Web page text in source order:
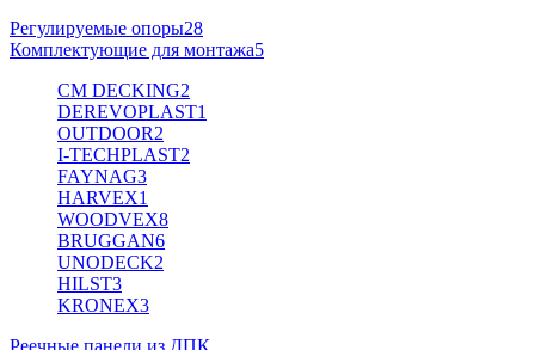
Регулируемые опоры28
Комплектующие для монтажа5
CM DECKING2
DEREVOPLAST1
OUTDOOR2
I-TECHPLAST2
FAYNAG3
HARVEX1
WOODVEX8
BRUGGAN6
UNODECK2
HILST3
KRONEX3